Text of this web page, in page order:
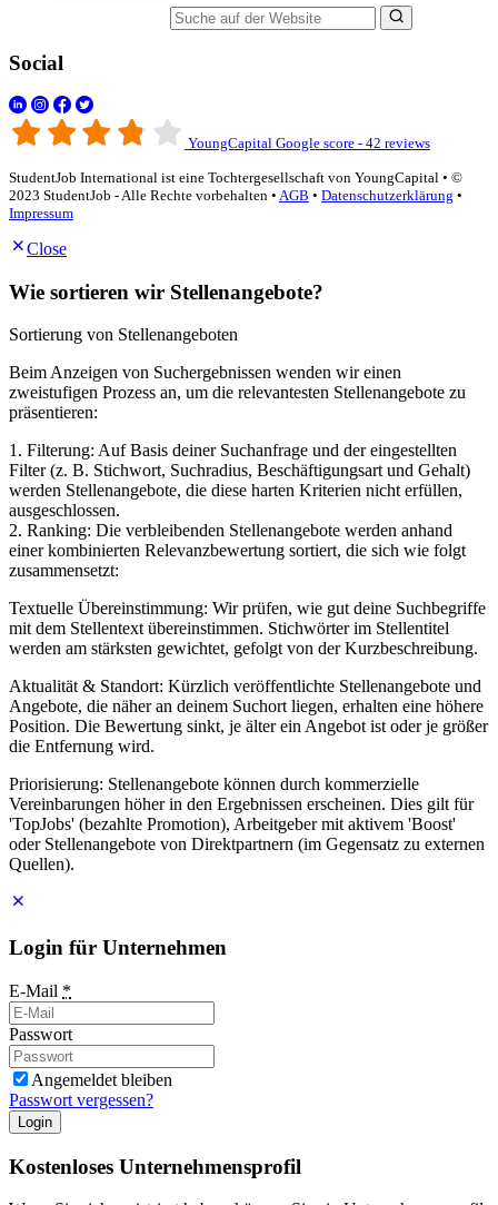
Social
YoungCapital Google score - 42 reviews
StudentJob International ist eine Tochtergesellschaft von YoungCapital • ©
2023 StudentJob - Alle Rechte vorbehalten • AGB • Datenschutzerklärung •
Impressum
Close
Wie sortieren wir Stellenangebote?
Sortierung von Stellenangeboten
Beim Anzeigen von Suchergebnissen wenden wir einen
zweistufigen Prozess an, um die relevantesten Stellenangebote zu
präsentieren:
1. Filterung: Auf Basis deiner Suchanfrage und der eingestellten
Filter (z. B. Stichwort, Suchradius, Beschäftigungsart und Gehalt)
werden Stellenangebote, die diese harten Kriterien nicht erfüllen,
ausgeschlossen.
2. Ranking: Die verbleibenden Stellenangebote werden anhand
einer kombinierten Relevanzbewertung sortiert, die sich wie folgt
zusammensetzt:
Textuelle Übereinstimmung: Wir prüfen, wie gut deine Suchbegriffe
mit dem Stellentext übereinstimmen. Stichwörter im Stellentitel
werden am stärksten gewichtet, gefolgt von der Kurzbeschreibung.
Aktualität & Standort: Kürzlich veröffentlichte Stellenangebote und
Angebote, die näher an deinem Suchort liegen, erhalten eine höhere
Position. Die Bewertung sinkt, je älter ein Angebot ist oder je größer
die Entfernung wird.
Priorisierung: Stellenangebote können durch kommerzielle
Vereinbarungen höher in den Ergebnissen erscheinen. Dies gilt für
'TopJobs' (bezahlte Promotion), Arbeitgeber mit aktivem 'Boost'
oder Stellenangebote von Direktpartnern (im Gegensatz zu externen
Quellen).
Login für Unternehmen
E-Mail *
Passwort
Angemeldet bleiben
Passwort vergessen?
Login
Kostenloses Unternehmensprofil